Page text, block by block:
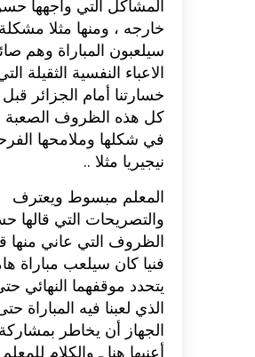
الاعباء النفسية
خسارتنا أمام الجزائر قبل
كل هذه الظروف الصعبة
في شكلها وملامحها
نيجيريا مثلا‮ ..‬
المعلم مبسوط ويعترف
والتصريحات التي
الظروف التي عاني منها
فنيا كان سيلعب مباراة
يتحدد موقفهما النهائي
الذي لعبنا فيه
الجهاز أن يخاطر
أعنيها هنا ـ والكلام
طريقة
وصفات
اكلات عيد الاضحى 2023 وصفات طبخ